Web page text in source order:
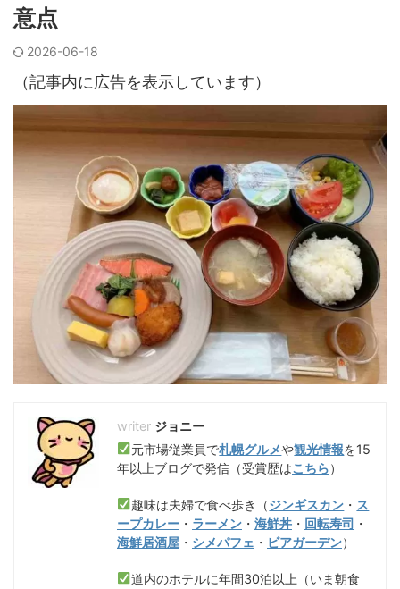
意点
2026-06-18
（記事内に広告を表示しています）
ジョニー
元市場従業員で札幌グルメや観光情報を15
年以上ブログで発信（受賞歴はこちら）
趣味は夫婦で食べ歩き（ジンギスカン ・ ス
ープカレー ・ ラーメン ・ 海鮮丼 ・ 回転寿司 ・
海鮮居酒屋 ・ シメパフェ ・ ビアガーデン）
道内のホテルに年間30泊以上（いま朝食